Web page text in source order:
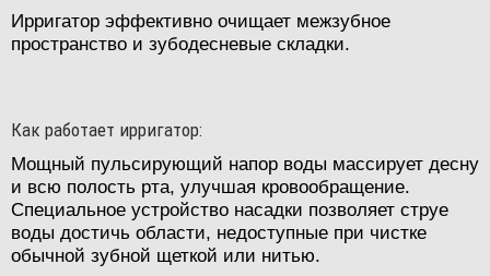
Ирригатор эффективно очищает межзубное
пространство и зубодесневые складки.
Как работает ирригатор:
Мощный пульсирующий напор воды массирует десну
и всю полость рта, улучшая кровообращение.
Специальное устройство насадки позволяет струе
воды достичь области, недоступные при чистке
обычной зубной щеткой или нитью.